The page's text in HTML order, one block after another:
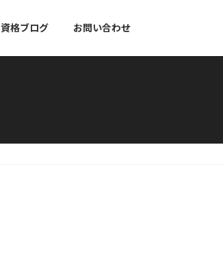
資格ブログ お問い合わせ